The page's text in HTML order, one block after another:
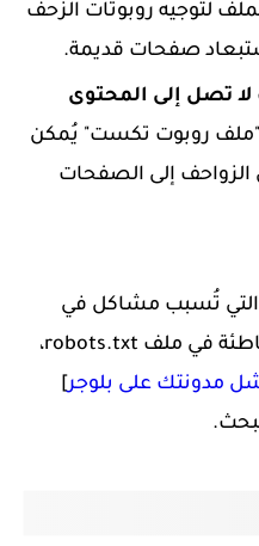
لتوجيه روبوتات الزحف
صفحات قديمة.
لا تصل إلى المحتوى
"ملف روبوت تكست" يُمكن
إلى الصفحات
التي تُسبب مشاكل في
أرشفة المدونة هي إعدادات خاطئة في ملف robots.txt،
مدونتك على بلوجر]